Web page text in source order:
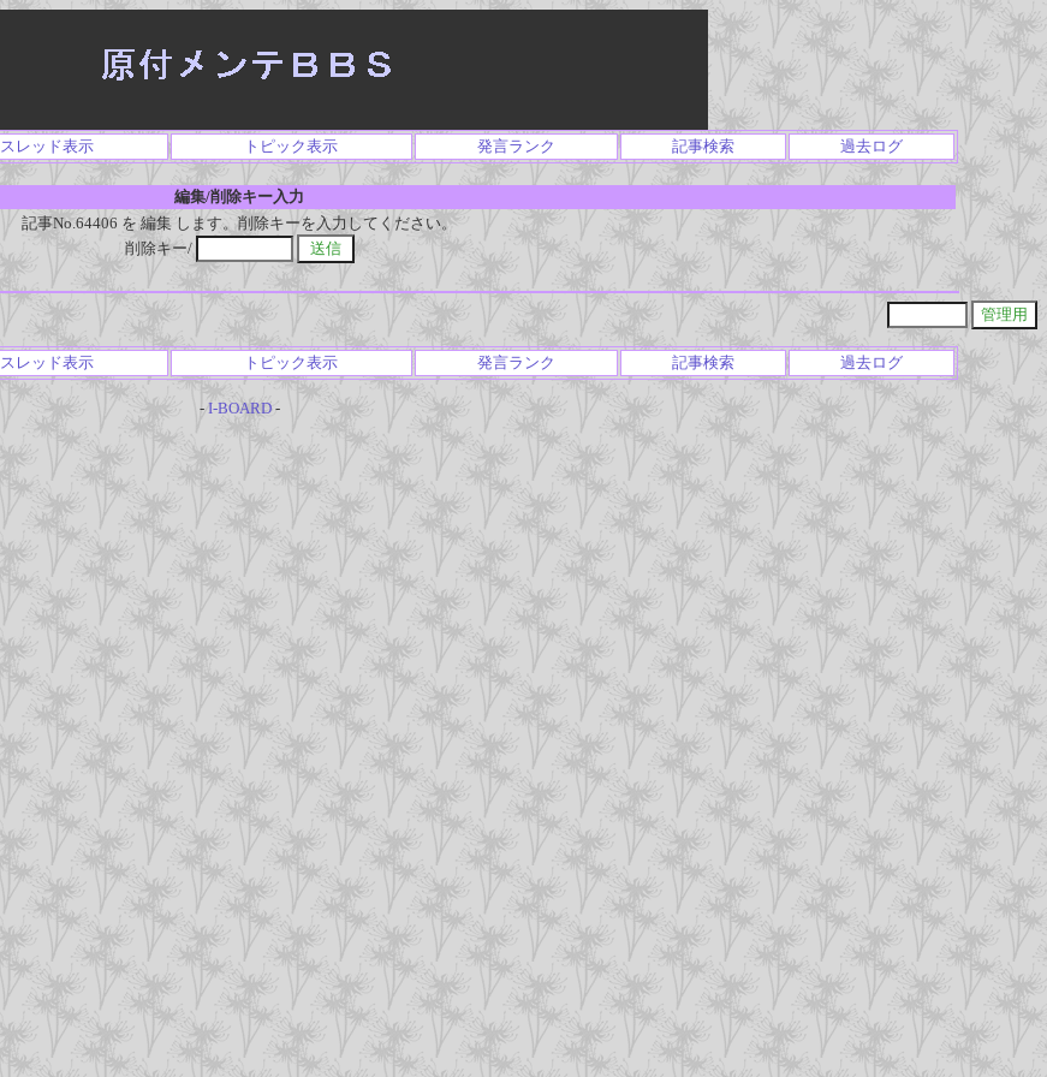
スレッド表示 トピック表示 発言ランク 記事検索 過去ログ
編集/削除キー入力
記事No.64406 を 編集 します。削除キーを入力してください。
削除キー/
スレッド表示 トピック表示 発言ランク 記事検索 過去ログ
- I-BOARD-